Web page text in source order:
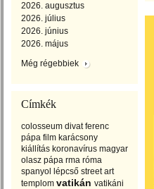
2026. augusztus
2026. július
2026. június
2026. május
Még régebbiek
Címkék
colosseum divat ferenc
pápa film karácsony
kiállítás koronavírus magyar
olasz pápa rma róma
spanyol lépcső street art
templom vatikán vatikáni